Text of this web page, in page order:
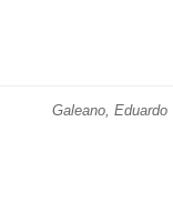
Galeano, Eduardo